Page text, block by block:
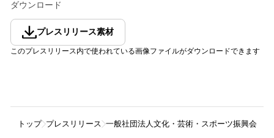
ダウンロード
プレスリリース素材
このプレスリリース内で使われている画像ファイルがダウンロードできます
トップ プレスリリース 一般社団法人文化・芸術・スポーツ振興会